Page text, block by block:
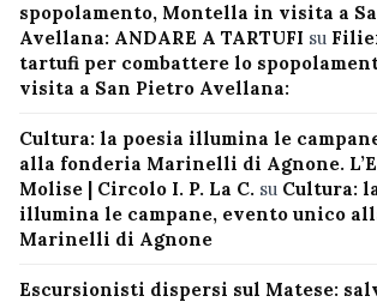
spopolamento, Montella in visita a
Avellana: ANDARE A TARTUFI su
tartufi per combattere lo
visita a San Pietro Avellana:
Cultura: la poesia illumina le
alla fonderia Marinelli di Agnone.
Molise | Circolo I. P. La C. su Cultura:
illumina le campane, evento unico
Marinelli di Agnone
Escursionisti dispersi sul Matese: